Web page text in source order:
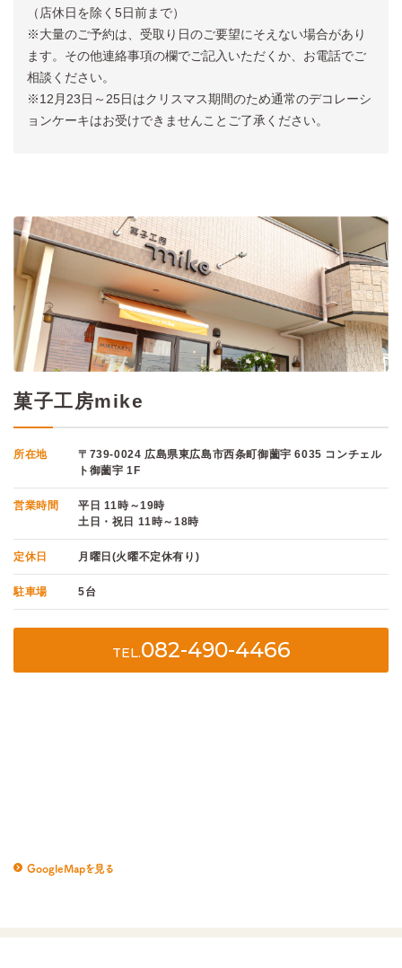
（店休日を除く5日前まで）
※大量のご予約は、受取り日のご要望にそえない場合があり
ます。その他連絡事項の欄でご記入いただくか、お電話でご
相談ください。
※12月23日～25日はクリスマス期間のため通常のデコレーシ
ョンケーキはお受けできませんことご了承ください。
菓子工房mike
所在地
〒739-0024 広島県東広島市西条町御薗宇 6035 コンチェル
ト御薗宇 1F
営業時間
平日 11時～19時
土日・祝日 11時～18時
定休日 月曜日(火曜不定休有り)
駐車場 5台
TEL.082-490-4466
GoogleMapを見る